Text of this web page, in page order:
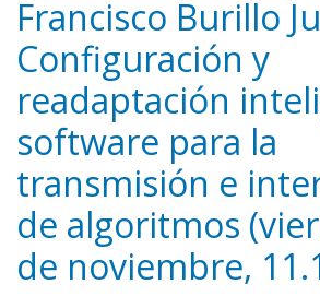
Francisco Burillo
Configuración y
readaptación
software para la
transmisión e
de algoritmos
de noviembre,